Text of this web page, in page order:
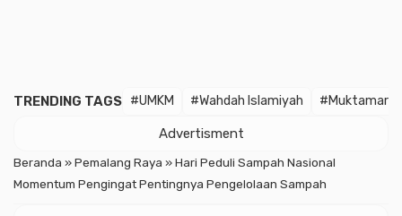
TRENDING TAGS #UMKM #Wahdah Islamiyah #Muktamar
Advertisment
Beranda »Pemalang Raya »Hari Peduli Sampah Nasional
Momentum Pengingat Pentingnya Pengelolaan Sampah